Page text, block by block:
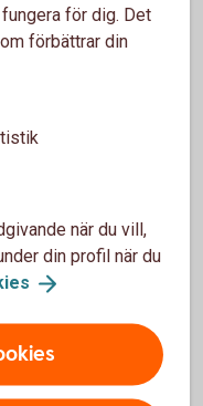
ställen där
blivit
för dig. Det
förbättrar din
när du vill,
din profil när du